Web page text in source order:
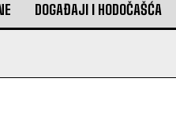
DOGAĐAJI I HODOČAŠĆA